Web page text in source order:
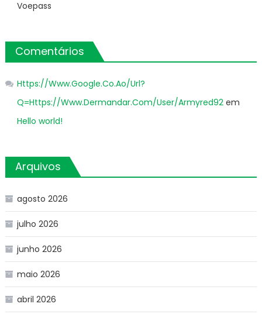
Voepass
Comentários
Https://Www.Google.Co.Ao/Url?
Q=Https://Www.Dermandar.Com/User/Armyred92em
Hello world!
Arquivos
agosto 2026
julho 2026
junho 2026
maio 2026
abril 2026